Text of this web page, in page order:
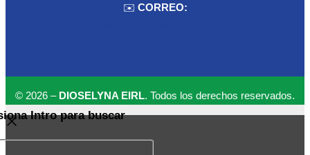
✉️ CORREO:
© 2026 – DIOSELYNA EIRL. Todos los derechos reservados.
Intro para buscar